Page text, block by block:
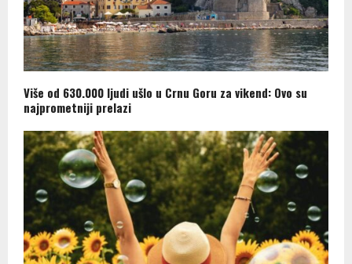
Više od 630.000 ljudi ušlo u Crnu Goru za vikend: Ovo su
najprometniji prelazi